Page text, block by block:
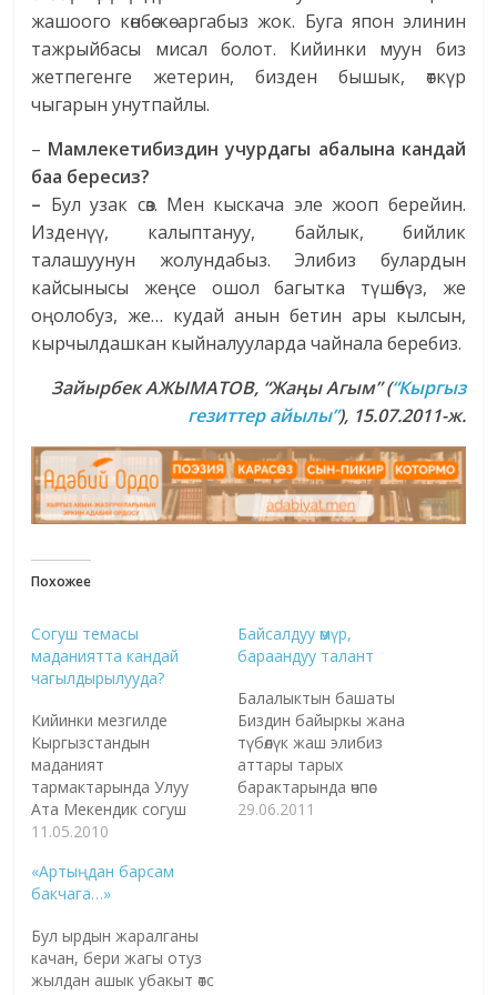
жашоого көнбөскө аргабыз жок. Буга япон элинин
тажрыйбасы мисал болот. Кийинки муун биз
жетпегенге жетерин, бизден бышык, өткүр
чыгарын унутпайлы.
– Мамлекетибиздин учурдагы абалына кандай
баа бересиз?
– Бул узак сөз. Мен кыскача эле жооп берейин.
Изденүү, калыптануу, байлык, бийлик
талашуунун жолундабыз. Элибиз булардын
кайсынысы жеңсе ошол багытка түшөбүз, же
оңолобуз, же… кудай анын бетин ары кылсын,
кырчылдашкан кыйналууларда чайнала беребиз.
Зайырбек АЖЫМАТОВ, “Жаңы Агым”(“Кыргыз
гезиттер айылы”), 15.07.2011-ж.
Похожее
Согуш темасы
маданиятта кандай
чагылдырылууда?
Кийинки мезгилде
Кыргызстандын
маданият
тармактарында Улуу
Ата Мекендик согуш
темасы дээрлик
Жаштардын бул согуш
тууралу маалыматы аз.
Улуу Ата Мекендик
согуш темасы -
советтик мезгилде
11.05.2010
Байсалдуу өмүр,
бараандуу талант
Балалыктын башаты
Биздин байыркы жана
түбөлүк жаш элибиз
аттары тарых
барактарында өчпөс
алтын тамгалар менен
29.06.2011
«Артыңдан барсам
бакчага…»
Бул ырдын жаралганы
качан, бери жагы отуз
жылдан ашык убакыт өтсө